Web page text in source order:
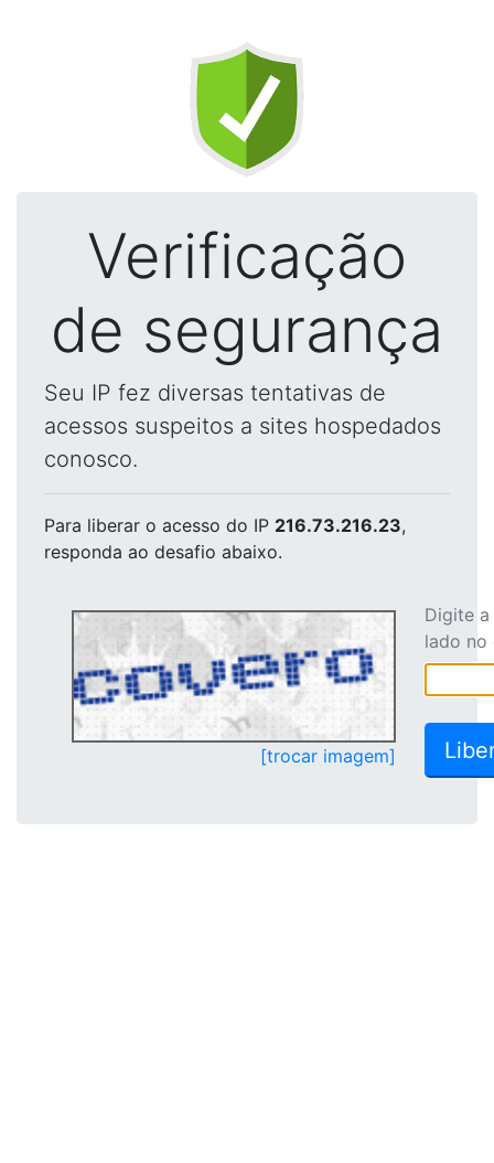
Verificação
de segurança
Seu IP fez diversas tentativas de
acessos suspeitos a sites hospedados
conosco.
Para liberar o acesso do IP 216.73.216.23,
responda ao desafio abaixo.
[trocar imagem]
Digite
lado no